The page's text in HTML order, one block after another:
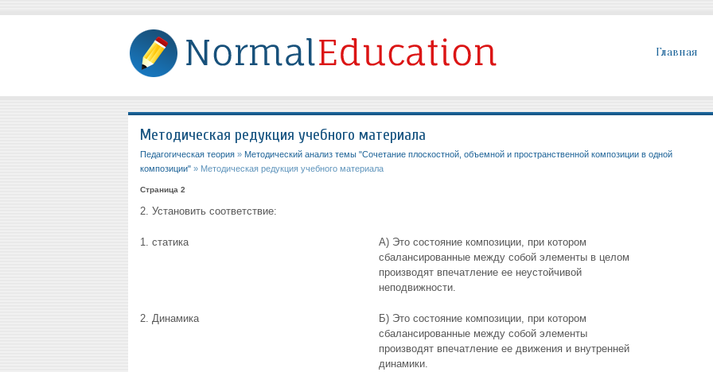
Главная
Методическая редукция учебного материала
Педагогическая теория» Методический анализ темы "Сочетание плоскостной, объемной и пространственной композиции в одной
композиции"» Методическая редукция учебного материала
Страница 2
2. Установить соответствие:
1. статика
А) Это состояние композиции, при котором
сбалансированные между собой элементы в целом
производят впечатление ее неустойчивой
неподвижности.
2. Динамика
Б) Это состояние композиции, при котором
сбалансированные между собой элементы
производят впечатление ее движения и внутренней
динамики.